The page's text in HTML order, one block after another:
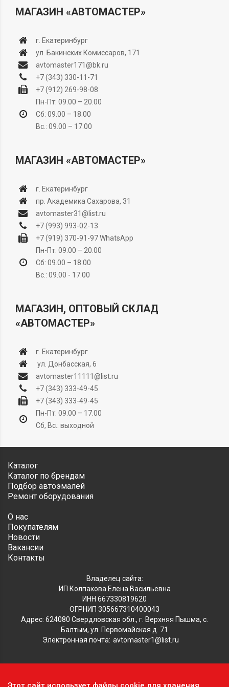
МАГАЗИН «АВТОМАСТЕР»
г. Екатеринбург
ул. Бакинских Комиссаров, 171
avtomaster171@bk.ru
+7 (343) 330-11-71
+7 (912) 269-98-08
Пн-Пт: 09.00 – 20.00
Сб: 09.00 – 18.00
Вс.: 09.00 – 17.00
МАГАЗИН «АВТОМАСТЕР»
г. Екатеринбург
пр. Академика Сахарова, 31
avtomaster31@list.ru
+7 (993) 993-02-13
+7 (919) 370-91-97WhatsApp
Пн-Пт: 09.00 – 20.00
Сб: 09.00 – 18.00
Вс.: 09.00 - 17.00
МАГАЗИН, ОПТОВЫЙ СКЛАД
«АВТОМАСТЕР»
г. Екатеринбург
ул. Донбасская, 6
avtomaster11111@list.ru
+7 (343) 333-49-45
+7 (343) 333-49-45
Пн-Пт: 09.00 – 17.00
Сб, Вс.: выходной
Каталог
Каталог по брендам
Подбор автоэмалей
Ремонт оборудования
О нас
Покупателям
Новости
Вакансии
Контакты
Владелец сайта:
ИП Колпакова Елена Васильевна
ИНН 667330819620
ОГРНИП 305667310400043
Адрес: 624080 Свердловская обл., г. Верхняя Пышма, с.
Балтым, ул. Первомайская д. 71
Электронная почта: avtomaster1@list.ru
Обратите внимание, что данный сайт носит исключительно